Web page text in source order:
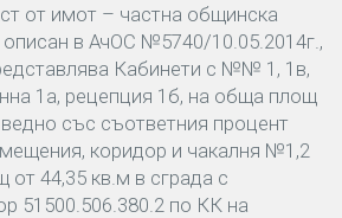
от имот – частна общинска
описан в АчОС №5740/10.05.2014г.,
Кабинети с №№ 1, 1в,
1а, рецепция 1б, на обща площ
със съответния процент
коридор и чакалня №1,2
от 44,35 кв.м в сграда с
51500.506.380.2 по КК на